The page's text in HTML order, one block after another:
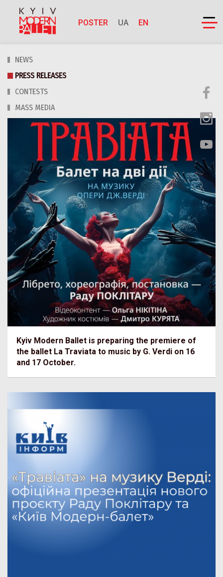
POSTER UA EN
NEWS
PRESS RELEASES
CONTESTS
MASS MEDIA
Kyiv Modern Ballet is preparing the premiere of
the ballet La Traviata to music by G. Verdi on 16
and 17 October.